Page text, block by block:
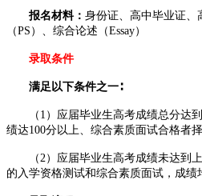
报名材料： 身份证、高中毕业证、
（PS）、综合论述（Essay）
录取条件
满足以下条件之一∶
（1）应届毕业生高考成绩总分达到
绩达100分以上、综合素质面试合格者
（2）应届毕业生高考成绩未达到上
的入学资格测试和综合素质面试，成绩